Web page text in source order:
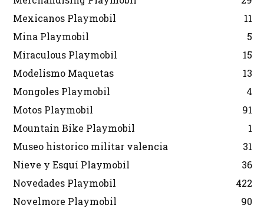
Mexicanos Playmobil
11
Mina Playmobil
5
Miraculous Playmobil
15
Modelismo Maquetas
13
Mongoles Playmobil
4
Motos Playmobil
91
Mountain Bike Playmobil
1
Museo historico militar valencia
31
Nieve y Esquí Playmobil
36
Novedades Playmobil
422
Novelmore Playmobil
90